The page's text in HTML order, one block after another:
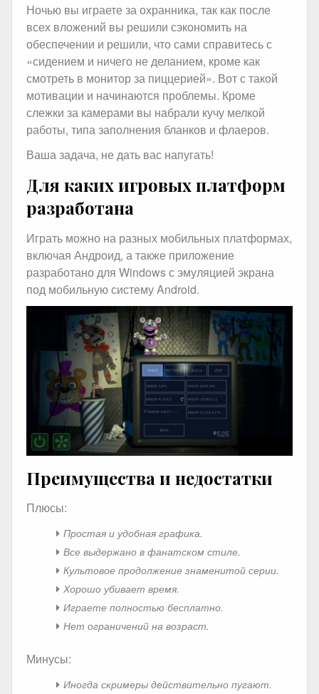
Ночью вы играете за охранника, так как после
всех вложений вы решили сэкономить на
обеспечении и решили, что сами справитесь с
«сидением и ничего не деланием, кроме как
смотреть в монитор за пиццерией». Вот с такой
мотивации и начинаются проблемы. Кроме
слежки за камерами вы набрали кучу мелкой
работы, типа заполнения бланков и флаеров.
Ваша задача, не дать вас напугать!
Для каких игровых платформ
разработана
Играть можно на разных мобильных платформах,
включая Андроид, а также приложение
разработано для Windows с эмуляцией экрана
под мобильную систему Android.
Преимущества и недостатки
Плюсы:
Простая и удобная графика.
Все выдержано в фанатском стиле.
Культовое продолжение знаменитой серии.
Хорошо убивает время.
Играете полностью бесплатно.
Нет ограничений на возраст.
Минусы:
Иногда скримеры действительно пугают.